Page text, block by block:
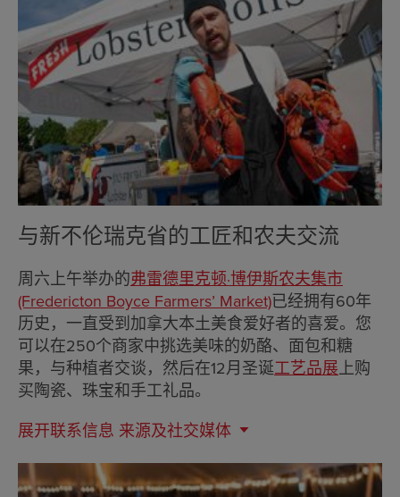
与新不伦瑞克省的工匠和农夫交流
周六上午举办的弗雷德里克顿·博伊斯农夫集市
(Fredericton Boyce Farmers’ Market)已经拥有60年
历史，一直受到加拿大本土美食爱好者的喜爱。您
可以在250个商家中挑选美味的奶酪、面包和糖
果，与种植者交谈，然后在12月圣诞工艺品展上购
买陶瓷、珠宝和手工礼品。
展开联系信息 来源及社交媒体